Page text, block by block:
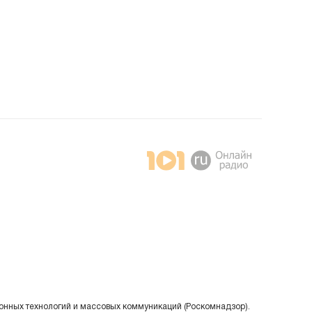
технологий и массовых коммуникаций (Роскомнадзор).